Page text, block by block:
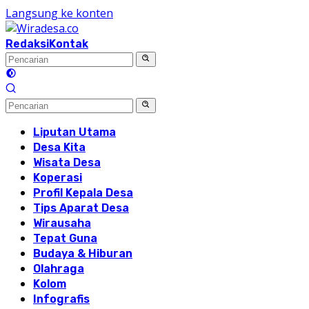
Langsung ke konten
RedaksiKontak
Liputan Utama
Desa Kita
Wisata Desa
Koperasi
Profil Kepala Desa
Tips Aparat Desa
Wirausaha
Tepat Guna
Budaya & Hiburan
Olahraga
Kolom
Infografis